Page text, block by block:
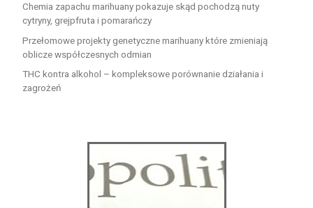
Chemia zapachu marihuany pokazuje skąd pochodzą nuty
cytryny, grejpfruta i pomarańczy
Przełomowe projekty genetyczne marihuany które zmieniają
oblicze współczesnych odmian
THC kontra alkohol – kompleksowe porównanie działania i
zagrożeń